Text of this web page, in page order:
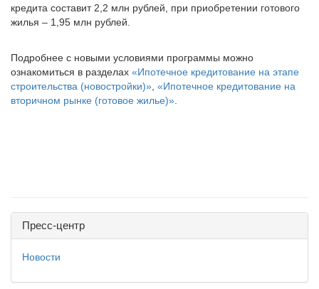
кредита составит 2,2 млн рублей, при приобретении готового
жилья – 1,95 млн рублей.
Подробнее с новыми условиями программы можно
ознакомиться в разделах «Ипотечное кредитование на этапе
строительства (новостройки)» «Ипотечное кредитование на
вторичном рынке (готовое жилье)»
Пресс-центр
Новости